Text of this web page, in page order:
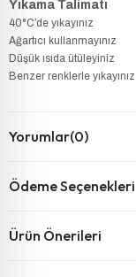
Yıkama Talimatı
40°C’de yıkayınız
Ağartıcı kullanmayınız
Düşük ısıda ütüleyiniz
Benzer renklerle yıkayınız
Yorumlar(0)
Ödeme Seçenekleri
Ürün Önerileri